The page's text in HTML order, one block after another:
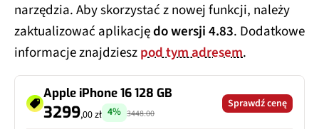
narzędzia. Aby skorzystać z nowej funkcji, należy
zaktualizować aplikacjędo wersji 4.83. Dodatkowe
informacje znajdzieszpod tym adresem.
Apple iPhone 16 128 GB
3299,00 zł 4% 3448.00
Sprawdź cenę